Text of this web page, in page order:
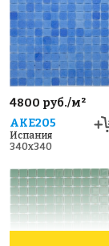
4800 руб./м²
AKE205
Испания
340x340